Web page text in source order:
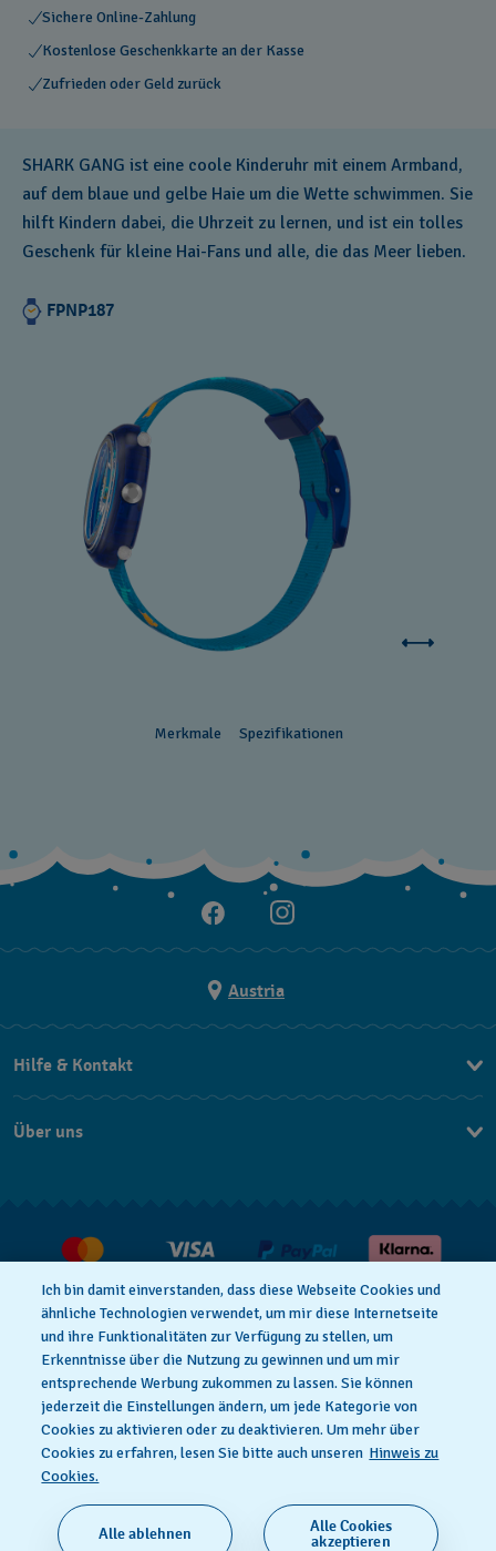
Sichere Online-Zahlung
Kostenlose Geschenkkarte an der Kasse
Zufrieden oder Geld zurück
SHARK GANG ist eine coole Kinderuhr mit einem Armband,
auf dem blaue und gelbe Haie um die Wette schwimmen. Sie
hilft Kindern dabei, die Uhrzeit zu lernen, und ist ein tolles
Geschenk für kleine Hai-Fans und alle, die das Meer lieben.
FPNP187
Merkmale Spezifikationen
Austria
Hilfe & Kontakt
Verkaufs- & Lieferbedingungen
Vertrag widerrufen
Über uns
Datenschutzbedingungen Hinweis Zu Cookies
Nutzungsbedingungen
SWISS MADE
Ich bin damit einverstanden, dass diese Webseite Cookies und
ähnliche Technologien verwendet, um mir diese Internetseite
und ihre Funktionalitäten zur Verfügung zu stellen, um
Erkenntnisse über die Nutzung zu gewinnen und um mir
entsprechende Werbung zukommen zu lassen. Sie können
jederzeit die Einstellungen ändern, um jede Kategorie von
Cookies zu aktivieren oder zu deaktivieren. Um mehr über
Cookies zu erfahren, lesen Sie bitte auch unseren Hinweis zu
Cookies.
Alle ablehnen
Alle Cookies
akzeptieren